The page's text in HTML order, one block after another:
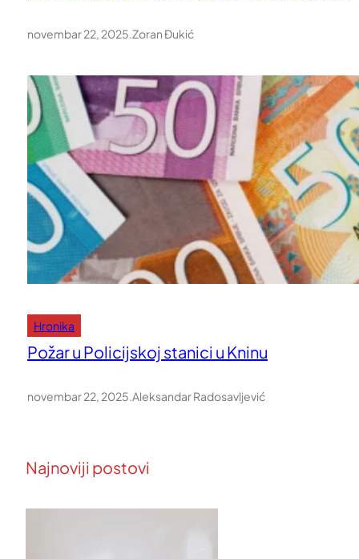
novembar 22, 2025.Zoran Đukić
Hronika
Požar u Policijskoj stanici u Kninu
novembar 22, 2025.Aleksandar Radosavljević
Najnoviji postovi